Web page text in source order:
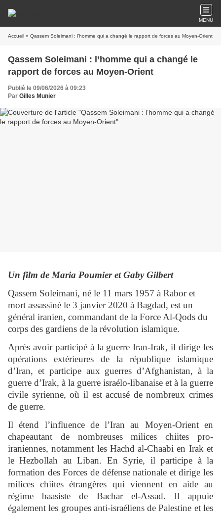
MENU
Accueil » Qassem Soleimani : l’homme qui a changé le rapport de forces au Moyen-Orient
Qassem Soleimani : l’homme qui a changé le
rapport de forces au Moyen-Orient
Publié le 09/06/2026 à 09:23
Par Gilles Munier
Un film de Maria Poumier et Gaby Gilbert
Qassem Soleimani, né le 11 mars 1957 à Rabor et
mort assassiné le 3 janvier 2020 à Bagdad, est un
général iranien, commandant de la Force Al-Qods du
corps des gardiens de la révolution islamique.
Après avoir participé à la guerre Iran-Irak, il dirige les
opérations extérieures de la république islamique
d’Iran, et participe aux guerres d’Afghanistan, à la
guerre d’Irak, à la guerre israélo-libanaise et à la guerre
civile syrienne, où il est accusé de nombreux crimes
de guerre.
Il étend l’influence de l’Iran au Moyen-Orient en
chapeautant de nombreuses milices chiites pro-
iraniennes, notamment les Hachd al-Chaabi en Irak et
le Hezbollah au Liban. En Syrie, il participe à la
formation des Forces de défense nationale et dirige les
milices chiites étrangères qui viennent en aide au
régime baasiste de Bachar el-Assad. Il appuie
également les groupes anti-israéliens de Palestine et les